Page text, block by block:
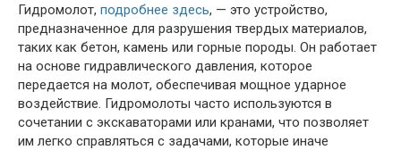
Гидромолот, подробнее здесь, — это устройство,
предназначенное для разрушения твердых материалов,
таких как бетон, камень или горные породы. Он работает
на основе гидравлического давления, которое
передается на молот, обеспечивая мощное ударное
воздействие. Гидромолоты часто используются в
сочетании с экскаваторами или кранами, что позволяет
им легко справляться с задачами, которые иначе